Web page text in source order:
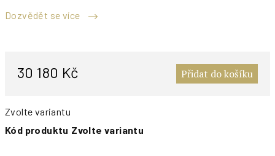
Dozvědět se více
30 180 Kč Přidat do košíku
Zvolte variantu
Kód produktu Zvolte variantu